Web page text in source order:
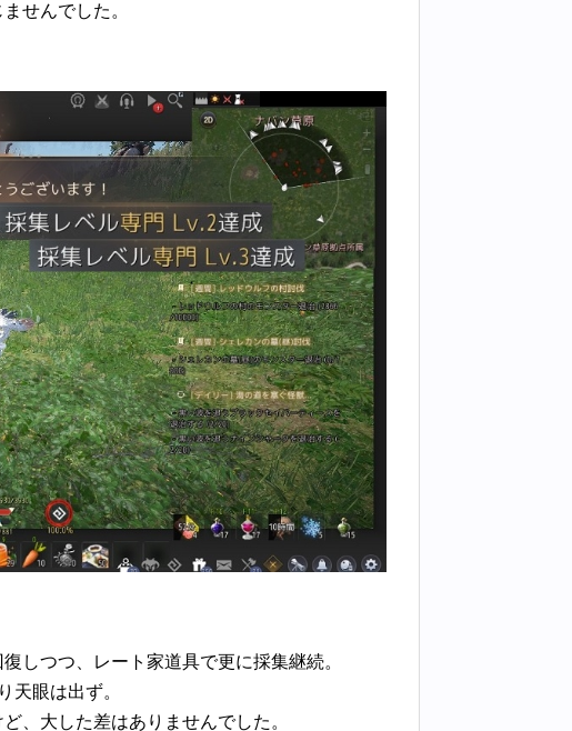
せんでした。
しつつ、レート家道具で更に採集継続。
天眼は出ず。
、大した差はありませんでした。